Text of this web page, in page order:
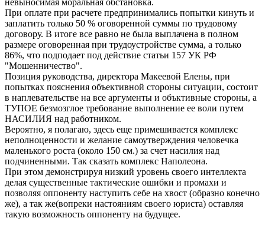
невыносимая моральная обстановка.
При оплате при расчете предпринимались попытки кинуть и
заплатить только 50 % оговоренной суммы по трудовому
договору. В итоге все равно не была выплачена в полном
размере оговоренная при трудоустройстве сумма, а только
86%, что подподает под действие статьи 157 УК РФ
"Мошенничество".
Позиция руководства, директора Макеевой Елены, при
попытках пояснения объективной стороны ситуации, состоит
в наплевательстве на все аргументы и объктивные стороны, а
ТУПОЕ безмозглое требование выполнение ее воли путем
НАСИЛИЯ над работником.
Вероятно, я полагаю, здесь еще примешивается комплекс
неполноценности и желание самоутверждения человечка
маленького роста (около 150 см.) за счет насилия над
подчиненными. Так сказать комплекс Наполеона.
При этом демонстрируя низкий уровень своего интеллекта
делая существенные тактические ошибки и промахи и
позволяя оппоненту наступить себе на хвост (образно конечно
же), а так же(вопреки настояниям своего юриста) оставляя
такую возможность оппоненту на будущее.